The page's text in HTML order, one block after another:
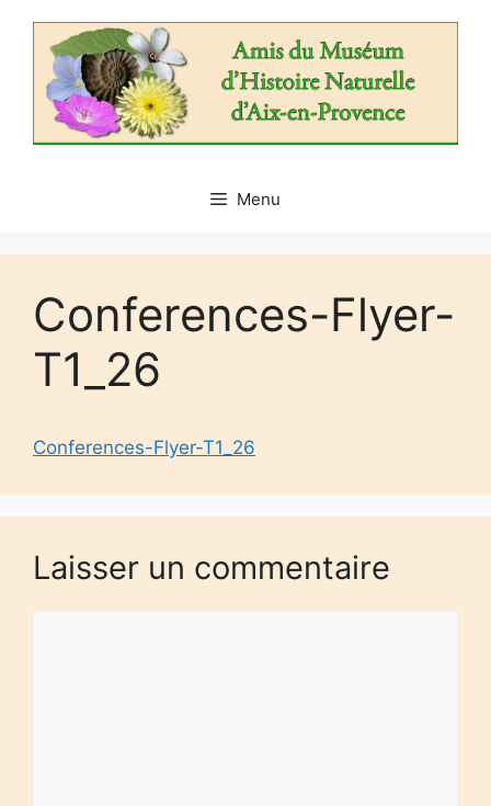
contenu
Menu
Conferences-Flyer-
T1_26
Conferences-Flyer-T1_26
Laisser un commentaire